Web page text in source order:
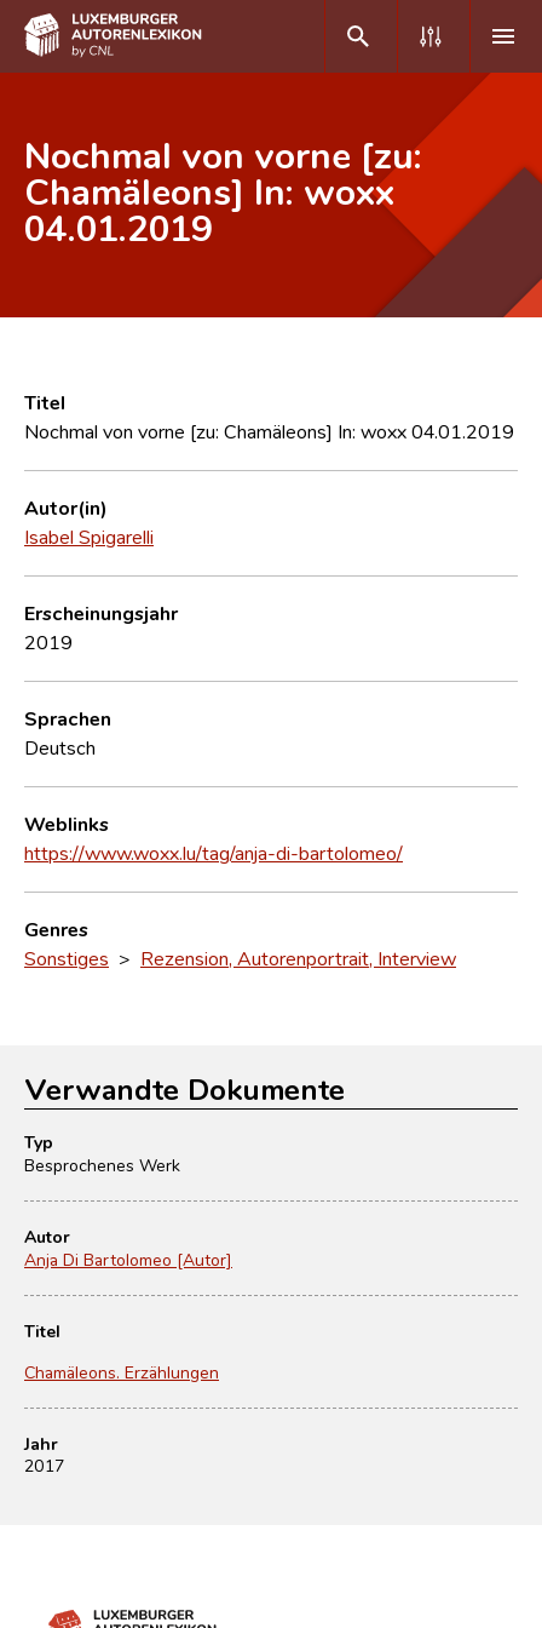
DE FR
Home
Erweiterte Suche
CNL
Forschungsgruppe
Kontakt
Nochmal von vorne [zu:
Chamäleons] In: woxx
04.01.2019
Titel
Nochmal von vorne [zu: Chamäleons] In: woxx 04.01.2019
Autor(in)
Isabel Spigarelli
Erscheinungsjahr
2019
Sprachen
Deutsch
Weblinks
https://www.woxx.lu/tag/anja-di-bartolomeo/
Genres
Sonstiges > Rezension, Autorenportrait, Interview
Verwandte Dokumente
Typ
Besprochenes Werk
Autor
Anja Di Bartolomeo [Autor]
Titel
Chamäleons. Erzählungen
Jahr
2017